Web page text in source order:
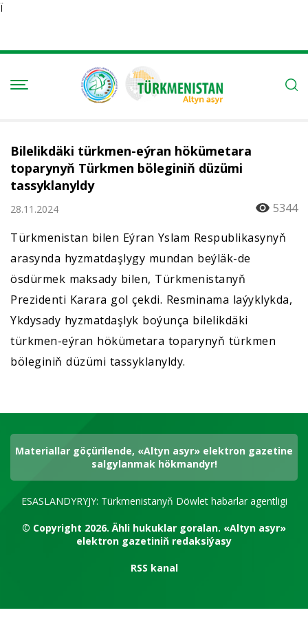
Ï
Bilelikdäki türkmen-eýran hökümetara
toparynyň Türkmen böleginiň düzümi
tassyklanyldy
28.11.2024
5344
Türkmenistan bilen Eýran Yslam Respublikasynyň
arasynda hyzmatdaşlygy mundan beýläk-de
ösdürmek maksady bilen, Türkmenistanyň
Prezidenti Karara gol çekdi. Resminama laýyklykda,
Ykdysady hyzmatdaşlyk boýunça bilelikdäki
türkmen-eýran hökümetara toparynyň türkmen
böleginiň düzümi tassyklanyldy.
Materiallar göçürilende, «Altyn asyr» elektron gazetine
salgylanmak hökmandyr!
ESASLANDYRYJY: Türkmenistanyň Döwlet habarlar agentligi
© Copyright 2026.Ähli hukuklar goralan. «Altyn asyr»
elektron gazetiniň redaksiýasy
RSS kanal